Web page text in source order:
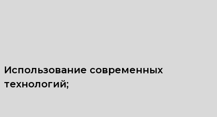
Использование современных
технологий;